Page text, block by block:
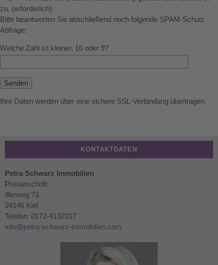
zu. (erforderlich)
Bitte beantworten Sie abschließend noch folgende SPAM-Schutz
Abfrage:
Welche Zahl ist kleiner, 16 oder 9?
Ihre Daten werden über eine sichere SSL-Verbindung übertragen.
KONTAKTDATEN
Petra Schwarz Immobilien
Postanschrift:
Illerweg 73
24146 Kiel
Telefon: 0172-4132317
info@petra-schwarz-immobilien.com